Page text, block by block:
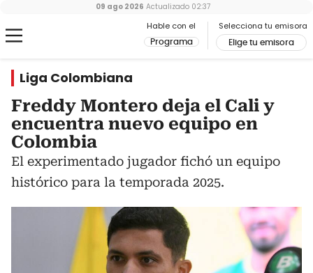
Hable con el
Programa
Selecciona tu emisora
Elige tu emisora
09 ago 2026 Actualizado 02:37
Liga Colombiana
Freddy Montero deja el Cali y
encuentra nuevo equipo en
Colombia
El experimentado jugador fichó un equipo
histórico para la temporada 2025.